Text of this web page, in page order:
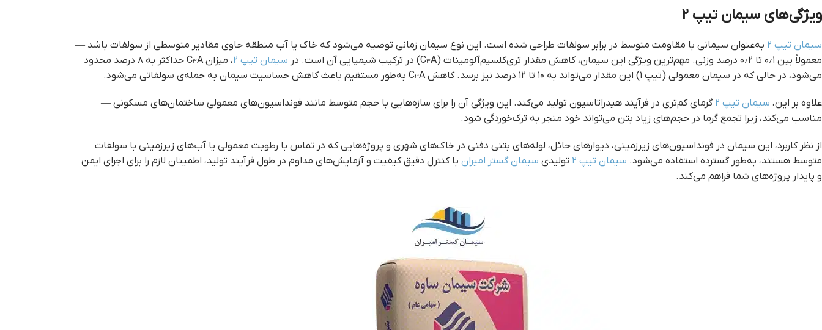
ویژگی‌های سیمان تیپ ۲
سیمان تیپ ۲
به‌عنوان سیمانی با مقاومت متوسط در برابر سولفات طراحی شده است. این نوع سیمان زمانی توصیه می‌شود که خاک یا آب منطقه حاوی مقادیر متوسطی از سولفات باشد —
معمولاً بین ۰٫۱ تا ۰٫۲ درصد وزنی. مهم‌ترین ویژگی این سیمان، کاهش مقدار تری‌کلسیم‌آلومینات (C₃A) در ترکیب شیمیایی آن است. در
سیمان تیپ ۲
، میزان C₃A حداکثر به ۸ درصد محدود
می‌شود، در حالی که در سیمان معمولی (تیپ ۱) این مقدار می‌تواند به ۱۰ تا ۱۲ درصد نیز برسد. کاهش C₃A به‌طور مستقیم باعث کاهش حساسیت سیمان به حمله‌ی سولفاتی می‌شود.
علاوه بر این، سیمان تیپ ۲
گرمای کم‌تری در فرآیند هیدراتاسیون تولید می‌کند. این ویژگی آن را برای سازه‌هایی با حجم متوسط مانند فونداسیون‌های معمولی ساختمان‌های مسکونی —
مناسب می‌کند، زیرا تجمع گرما در حجم‌های زیاد بتن می‌تواند خود منجر به ترک‌خوردگی شود.
از نظر کاربرد، این سیمان در فونداسیون‌های زیرزمینی، دیوارهای حائل، لوله‌های بتنی دفنی در خاک‌های شهری و پروژه‌هایی که در تماس با رطوبت معمولی یا آب‌های زیرزمینی با سولفات
متوسط هستند، به‌طور گسترده استفاده می‌شود. سیمان تیپ ۲ تولیدی سیمان گستر امیران با کنترل دقیق کیفیت و آزمایش‌های مداوم در طول فرآیند تولید، اطمینان لازم را برای اجرای ایمن
و پایدار پروژه‌های شما فراهم می‌کند.